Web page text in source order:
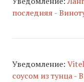
последняя -
Уведомление:
соусом из тунца -